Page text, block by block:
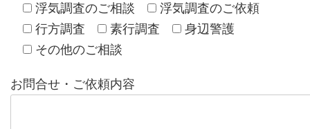
浮気調査のご相談
浮気調査のご依頼
行方調査
素行調査
身辺警護
その他のご相談
お問合せ・ご依頼内容